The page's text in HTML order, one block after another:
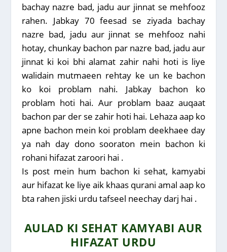
bachay nazre bad, jadu aur jinnat se mehfooz
rahen. Jabkay 70 feesad se ziyada bachay
nazre bad, jadu aur jinnat se mehfooz nahi
hotay, chunkay bachon par nazre bad, jadu aur
jinnat ki koi bhi alamat zahir nahi hoti is liye
walidain mutmaeen rehtay ke un ke bachon
ko koi problam nahi. Jabkay bachon ko
problam hoti hai. Aur problam baaz auqaat
bachon par der se zahir hoti hai. Lehaza aap ko
apne bachon mein koi problam deekhaee day
ya nah day dono sooraton mein bachon ki
rohani hifazat zaroori hai .
Is post mein hum bachon ki sehat, kamyabi
aur hifazat ke liye aik khaas qurani amal aap ko
bta rahen jiski urdu tafseel neechay darj hai .
AULAD KI SEHAT KAMYABI AUR
HIFAZAT URDU